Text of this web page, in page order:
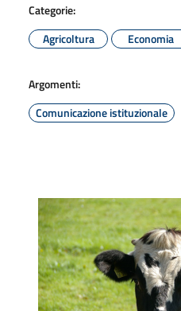
Categorie:
Agricoltura
Economia
Argomenti:
Comunicazione istituzionale